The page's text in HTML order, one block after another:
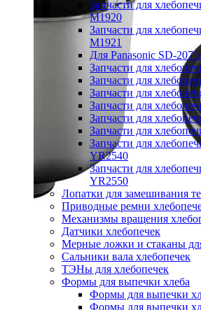
Запчасти для
M1920
Запчасти для
M1921
Для Panasonic SD-207
Запчасти для
Запчасти для
Запчасти для
Запчасти для
Запчасти для
Запчасти для
Запчасти для
YR2540
Запчасти для
YR2550
Лопатки для замешивания
Приводные ремни
Механизмы вращения
Датчики хлебопечек
Мерные ложки и стаканы
Сальники вала хлебопечек
ТЭНы для хлебопечек
Формы для выпечки хлеба
Формы для выпечки
Формы для выпечки